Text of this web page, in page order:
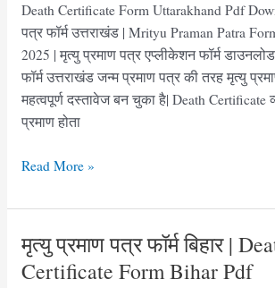
Form
Rajasthan
Death Certificate Form Uttarakhand Pdf
पत्र फॉर्म उत्तराखंड | Mrityu Praman Patra
2025 | मृत्यु प्रमाण पत्र एप्लीकेशन फॉर्म
फॉर्म उत्तराखंड जन्म प्रमाण पत्र की तरह मृत्यु
महत्वपूर्ण दस्तावेज बन चुका है| Death Certificate
प्रमाण होता
Death
Form
Pdf
|
Read More »
मृत्यु प्रमाण पत्र फॉर्म बिहार |
Certificate Form Bihar Pdf